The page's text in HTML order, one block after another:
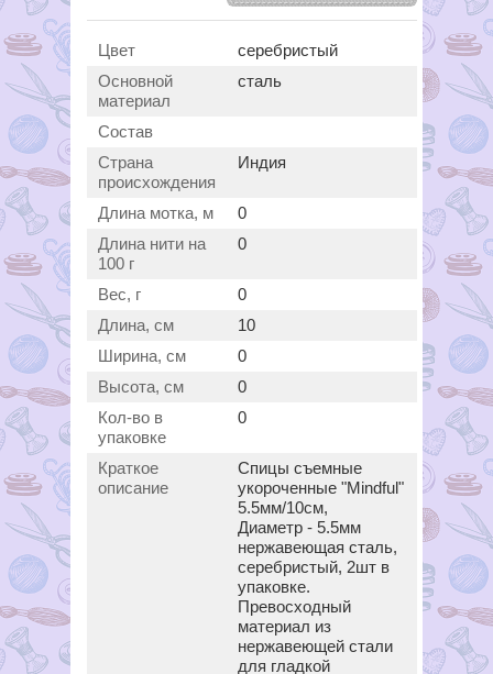
Цвет
серебристый
Основной
материал
сталь
Состав
Страна
происхождения
Индия
Длина мотка, м
0
Длина нити на
100 г
0
Вес, г
0
Длина, см
10
Ширина, см
0
Высота, см
0
Кол-во в
упаковке
0
Краткое
описание
Спицы съемные
укороченные "Mindful"
5.5мм/10см,
Диаметр - 5.5мм
нержавеющая сталь,
серебристый, 2шт в
упаковке.
Превосходный
материал из
нержавеющей стали
для гладкой